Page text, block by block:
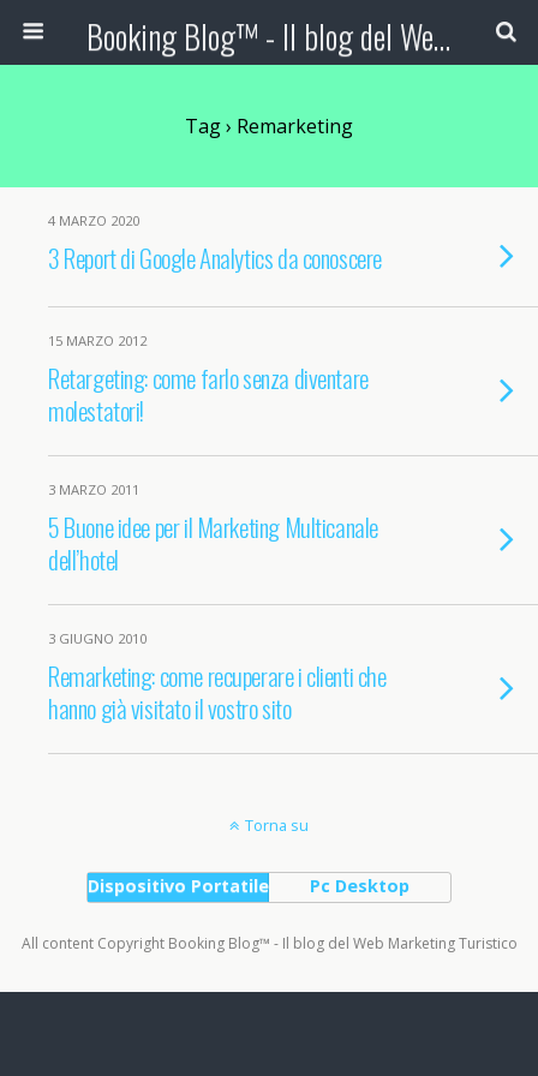
Booking Blog™ - Il blog del Web Marketing Turistico
Tag › Remarketing
4 MARZO 2020
3 Report di Google Analytics da conoscere
15 MARZO 2012
Retargeting: come farlo senza diventare
molestatori!
3 MARZO 2011
5 Buone idee per il Marketing Multicanale
dell’hotel
3 GIUGNO 2010
Remarketing: come recuperare i clienti che
hanno già visitato il vostro sito
Torna su
Dispositivo Portatile Pc Desktop
All content Copyright Booking Blog™ - Il blog del Web Marketing Turistico